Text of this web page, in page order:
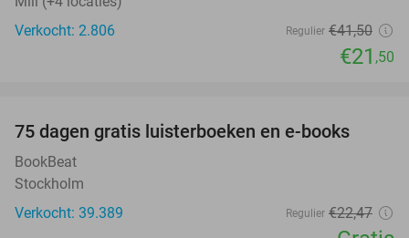
Verkocht: 2.806
Regulier €41,50
€21 ,50
75 dagen gratis luisterboeken en e-books
BookBeat
Stockholm
Verkocht: 39.389
Regulier €22,47